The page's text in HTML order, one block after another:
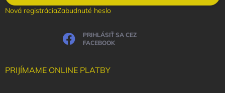
Nová registráciaZabudnuté heslo
PRIHLÁSIŤ SA CEZ
FACEBOOK
PRIJÍMAME ONLINE PLATBY